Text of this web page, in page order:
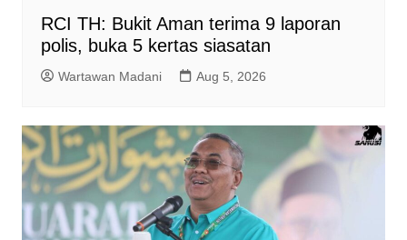
RCI TH: Bukit Aman terima 9 laporan
polis, buka 5 kertas siasatan
Wartawan Madani Aug 5, 2026